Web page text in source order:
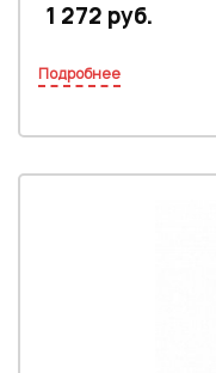
1 272 руб.
Подробнее